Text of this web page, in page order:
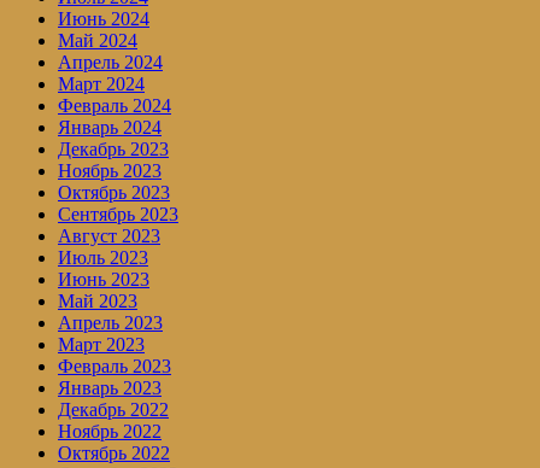
Июнь 2024
Май 2024
Апрель 2024
Март 2024
Февраль 2024
Январь 2024
Декабрь 2023
Ноябрь 2023
Октябрь 2023
Сентябрь 2023
Август 2023
Июль 2023
Июнь 2023
Май 2023
Апрель 2023
Март 2023
Февраль 2023
Январь 2023
Декабрь 2022
Ноябрь 2022
Октябрь 2022